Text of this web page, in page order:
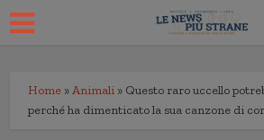
Home »Animali » Questo raro uccello
perché ha dimenticato la sua canzone di